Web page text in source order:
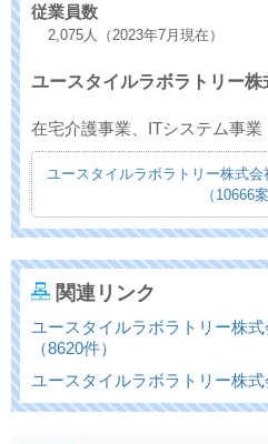
従業員数
2,075人（2023年7月現在）
ユースタイルラボラトリー
在宅介護事業、ITシステム事業
ユースタイルラボラトリー株式
（10666
関連リンク
ユースタイルラボラトリー株
（8620件）
ユースタイルラボラトリー株式